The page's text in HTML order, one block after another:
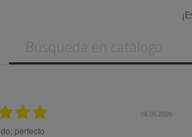
Todo ok